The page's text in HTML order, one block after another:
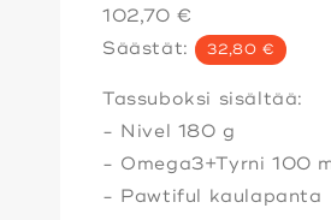
102,70 €
Säästät:
32,80 €
Tassuboksi sisältää:
- Nivel 180 g
- Omega3+Tyrni 100
- Pawtiful kaulapanta